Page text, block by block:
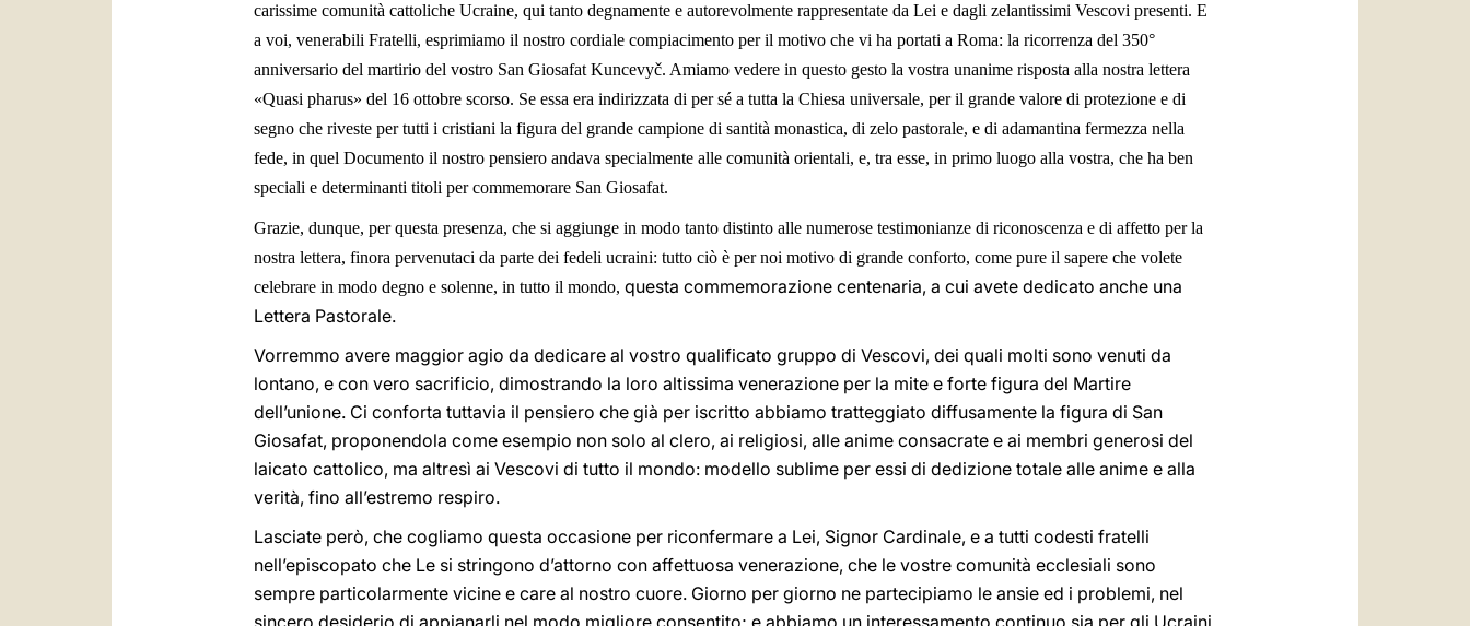
carissime comunità cattoliche Ucraine, qui tanto degnamente e autorevolmente rappresentate da Lei e dagli zelantissimi Vescovi presenti. E
a voi, venerabili Fratelli, esprimiamo il nostro cordiale compiacimento per il motivo che vi ha portati a Roma: la ricorrenza del 350°
anniversario del martirio del vostro San Giosafat Kuncevyč. Amiamo vedere in questo gesto la vostra unanime risposta alla nostra lettera
«Quasi pharus» del 16 ottobre scorso. Se essa era indirizzata di per sé a tutta la Chiesa universale, per il grande valore di protezione e di
segno che riveste per tutti i cristiani la figura del grande campione di santità monastica, di zelo pastorale, e di adamantina fermezza nella
fede, in quel Documento il nostro pensiero andava specialmente alle comunità orientali, e, tra esse, in primo luogo alla vostra, che ha ben
speciali e determinanti titoli per commemorare San Giosafat.
Grazie, dunque, per questa presenza, che si aggiunge in modo tanto distinto alle numerose testimonianze di riconoscenza e di affetto per la
nostra lettera, finora pervenutaci da parte dei fedeli ucraini: tutto ciò è per noi motivo di grande conforto, come pure il sapere che volete
celebrare in modo degno e solenne, in tutto il mondo, questa commemorazione centenaria, a cui avete dedicato anche una
Lettera Pastorale.
Vorremmo avere maggior agio da dedicare al vostro qualificato gruppo di Vescovi, dei quali molti sono venuti da
lontano, e con vero sacrificio, dimostrando la loro altissima venerazione per la mite e forte figura del Martire
dell’unione. Ci conforta tuttavia il pensiero che già per iscritto abbiamo tratteggiato diffusamente la figura di San
Giosafat, proponendola come esempio non solo al clero, ai religiosi, alle anime consacrate e ai membri generosi del
laicato cattolico, ma altresì ai Vescovi di tutto il mondo: modello sublime per essi di dedizione totale alle anime e alla
verità, fino all’estremo respiro.
Lasciate però, che cogliamo questa occasione per riconfermare a Lei, Signor Cardinale, e a tutti codesti fratelli
nell’episcopato che Le si stringono d’attorno con affettuosa venerazione, che le vostre comunità ecclesiali sono
sempre particolarmente vicine e care al nostro cuore. Giorno per giorno ne partecipiamo le ansie ed i problemi, nel
sincero desiderio di appianarli nel modo migliore consentito; e abbiamo un interessamento continuo sia per gli Ucraini